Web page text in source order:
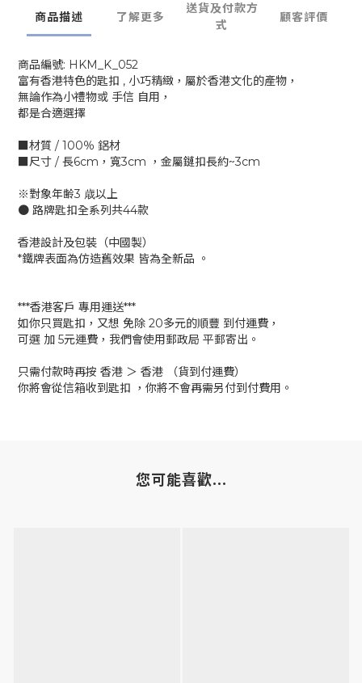
商品描述 了解更多
送貨及付款方
式
顧客評價
商品編號: HKM_K_052
富有香港特色的匙扣 , 小巧精緻，屬於香港文化的產物，
無論作為小禮物或 手信 自用，
都是合適選擇
■材質 / 100％ 鋁材
■尺寸 / 長6cm，寬3cm ，金屬鏈扣長約~3cm
※對象年齢3 歳以上
● 路牌匙扣全系列共44款
香港設計及包裝（中國製）
*鐵牌表面為仿造舊效果 皆為全新品 。
***香港客戶 專用運送***
如你只買匙扣，又想 免除 20多元的順豐 到付運費，
可選 加 5元運費，我們會使用郵政局 平郵寄出。
只需付款時再按 香港 ＞ 香港 （貨到付運費）
你將會從信箱收到匙扣 ，你將不會再需另付到付費用。
您可能喜歡...